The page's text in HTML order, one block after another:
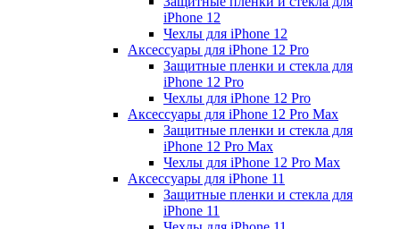
iPhone 12
Чехлы для iPhone 12
Аксессуары для iPhone 12 Pro
Защитные пленки и стекла для
iPhone 12 Pro
Чехлы для iPhone 12 Pro
Аксессуары для iPhone 12 Pro Max
Защитные пленки и стекла для
iPhone 12 Pro Max
Чехлы для iPhone 12 Pro Max
Аксессуары для iPhone 11
Защитные пленки и стекла для
iPhone 11